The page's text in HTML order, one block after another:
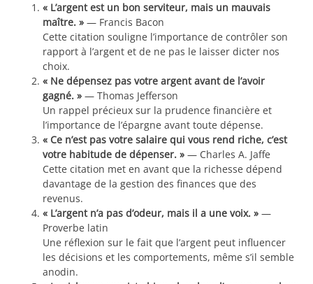
« L’argent est un bon serviteur, mais un mauvais
maître. » — Francis Bacon
Cette citation souligne l’importance de contrôler son
rapport à l’argent et de ne pas le laisser dicter nos
choix.
« Ne dépensez pas votre argent avant de l’avoir
gagné. » — Thomas Jefferson
Un rappel précieux sur la prudence financière et
l’importance de l’épargne avant toute dépense.
« Ce n’est pas votre salaire qui vous rend riche, c’est
votre habitude de dépenser. » — Charles A. Jaffe
Cette citation met en avant que la richesse dépend
davantage de la gestion des finances que des
revenus.
« L’argent n’a pas d’odeur, mais il a une voix. » —
Proverbe latin
Une réflexion sur le fait que l’argent peut influencer
les décisions et les comportements, même s’il semble
anodin.